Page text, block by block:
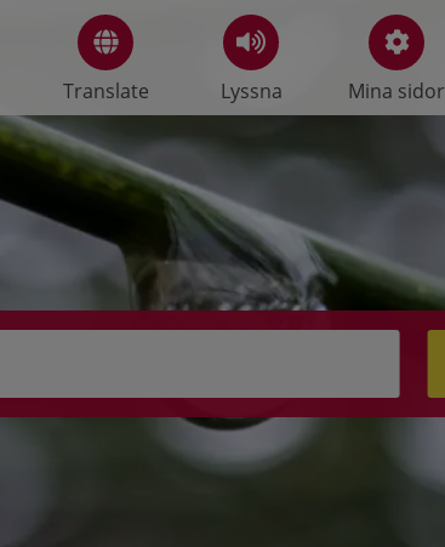
Translate Lyssna Mina sidor